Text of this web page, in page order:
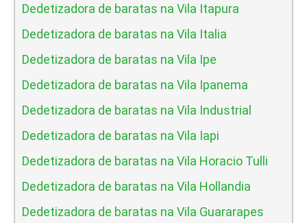
Dedetizadora de baratas na Vila Itapura
Dedetizadora de baratas na Vila Italia
Dedetizadora de baratas na Vila Ipe
Dedetizadora de baratas na Vila Ipanema
Dedetizadora de baratas na Vila Industrial
Dedetizadora de baratas na Vila Iapi
Dedetizadora de baratas na Vila Horacio Tulli
Dedetizadora de baratas na Vila Hollandia
Dedetizadora de baratas na Vila Guararapes